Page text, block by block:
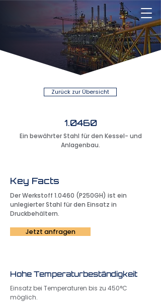
Zurück zur Übersicht
1.0460
Ein bewährter Stahl für den Kessel- und
Anlagenbau.
Key Facts
Der Werkstoff 1.0460 (P250GH) ist ein
unlegierter Stahl für den Einsatz in
Druckbehältern.
Jetzt anfragen
Hohe Temperaturbeständigkeit
Einsatz bei Temperaturen bis zu 450°C
möglich.